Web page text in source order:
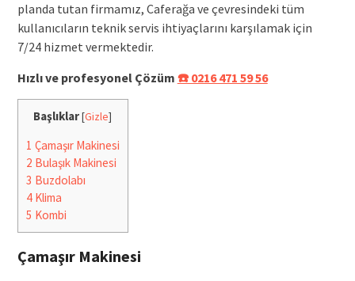
planda tutan firmamız, Caferağa ve çevresindeki tüm
kullanıcıların teknik servis ihtiyaçlarını karşılamak için
7/24 hizmet vermektedir.
Hızlı ve profesyonel Çözüm ☎️ 0216 471 59 56
Başlıklar[Gizle]
1 Çamaşır Makinesi
2 Bulaşık Makinesi
3 Buzdolabı
4Klima
5 Kombi
Çamaşır Makinesi